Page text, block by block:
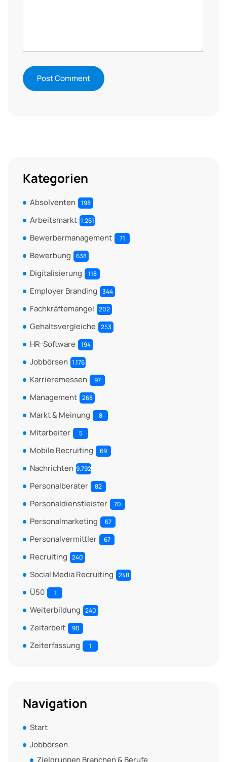
Kategorien
Absolventen 198
Arbeitsmarkt 1.261
Bewerbermanagement 71
Bewerbung 638
Digitalisierung 118
Employer Branding 344
Fachkräftemangel 202
Gehaltsvergleiche 253
HR-Software 194
Jobbörsen 1.176
Karrieremessen 97
Management 268
Markt & Meinung 8
Mitarbeiter 5
Mobile Recruiting 69
Nachrichten 9.792
Personalberater 82
Personaldienstleister 70
Personalmarketing 67
Personalvermittler 67
Recruiting 240
Social Media Recruiting 248
Ü50 1
Weiterbildung 240
Zeitarbeit 90
Zeiterfassung 1
Navigation
Start
Jobbörsen
Zielgruppen Branchen & Berufe